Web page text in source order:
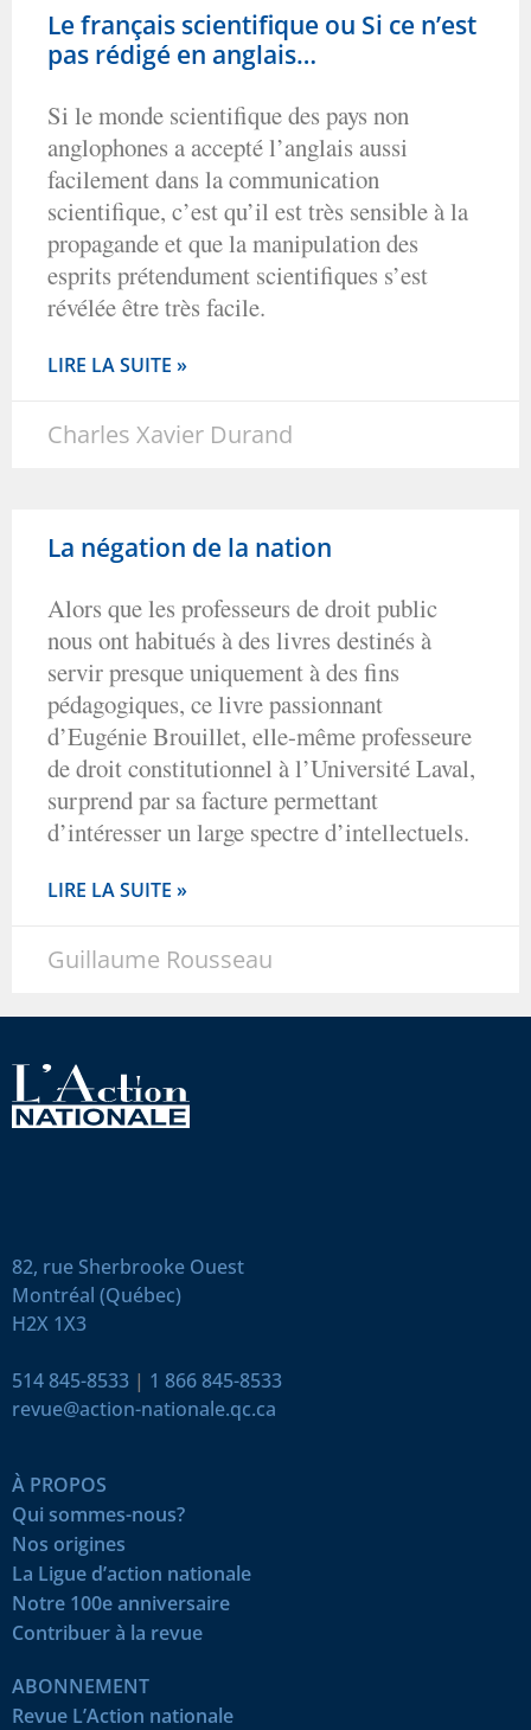
Le français scientifique ou Si ce n’est
pas rédigé en anglais…
Si le monde scientifique des pays non
anglophones a accepté l’anglais aussi
facilement dans la communication
scientifique, c’est qu’il est très sensible à la
propagande et que la manipulation des
esprits prétendument scientifiques s’est
révélée être très facile.
LIRE LA SUITE »
Charles Xavier Durand
La négation de la nation
Alors que les professeurs de droit public
nous ont habitués à des livres destinés à
servir presque uniquement à des fins
pédagogiques, ce livre passionnant
d’Eugénie Brouillet, elle-même professeure
de droit constitutionnel à l’Université Laval,
surprend par sa facture permettant
d’intéresser un large spectre d’intellectuels.
LIRE LA SUITE »
Guillaume Rousseau
82, rue Sherbrooke Ouest
Montréal (Québec)
H2X 1X3
514 845-8533 | 1 866 845-8533
revue@action-nationale.qc.ca
À PROPOS
Qui sommes-nous?
Nos origines
La Ligue d’action nationale
Notre 100e anniversaire
Contribuer à la revue
ABONNEMENT
Revue L’Action nationale